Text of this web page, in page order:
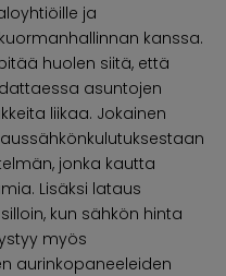
ja
kuormanhallinnan kanssa.
huolen siitä, että
asuntojen
liikaa. Jokainen
jonka kautta
Lisäksi lataus
kun sähkön hinta
myös
aurinkopaneeleiden